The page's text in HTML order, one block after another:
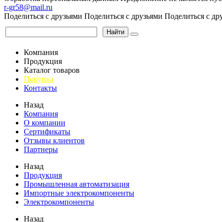
r-gr58@mail.ru
Поделиться с друзьями Поделиться с друзьями Поделиться с
Найти
Компания
Продукция
Каталог товаров
Покупка
Контакты
Назад
Компания
О компании
Сертификаты
Отзывы клиентов
Партнеры
Назад
Продукция
Промышленная автоматизация
Импортные электрокомпоненты
Электрокомпоненты
Назад